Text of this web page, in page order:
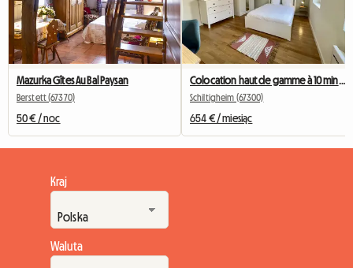
Mazurka Gîtes Au Bal Paysan
Berstett (67370)
50 € / noc
Schiltigheim (67300)
654 € / miesiąc
Kraj
Waluta